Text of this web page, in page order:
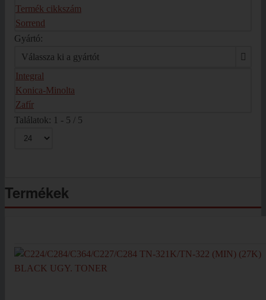
Termék cikkszám
Sorrend
Gyártó:
Válassza ki a gyártót
Integral
Konica-Minolta
Zafír
Találatok: 1 - 5 / 5
Termékek